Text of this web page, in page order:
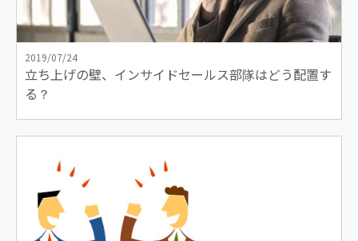
2019/07/24
立ち上げの壁、インサイドセールス部隊はどう配置す
る？